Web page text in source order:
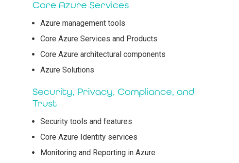
Core Azure Services
Azure management tools
Core Azure Services and Products
Core Azure architectural components
Azure Solutions
Security, Privacy, Compliance, and
Trust
Security tools and features
Core Azure Identity services
Monitoring and Reporting in Azure